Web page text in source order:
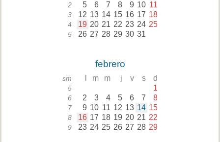
2 5 6 7 8 9 10 11
3 12 13 14 15 16 17 18
4 19 20 21 22 23 24 25
5 26 27 28 29 30 31
febrero
sm m m j v s d
5 1
6 2 3 4 5 6 7 8
7 9 10 11 12 13 14 15
8 16 17 18 19 20 21 22
9 23 24 25 26 27 28 29